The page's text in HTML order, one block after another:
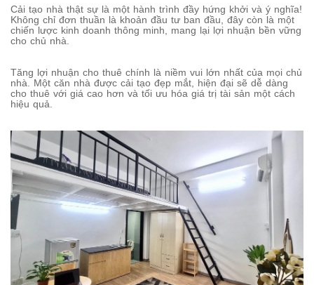
Cải tạo nhà thật sự là một hành trình đầy hứng khởi và ý nghĩa!
Không chỉ đơn thuần là khoản đầu tư ban đầu, đây còn là một
chiến lược kinh doanh thông minh, mang lại lợi nhuận bền vững
cho chủ nhà.
Tăng lợi nhuận cho thuê chính là niềm vui lớn nhất của mọi chủ
nhà. Một căn nhà được cải tạo đẹp mắt, hiện đại sẽ dễ dàng
cho thuê với giá cao hơn và tối ưu hóa giá trị tài sản một cách
hiệu quả.